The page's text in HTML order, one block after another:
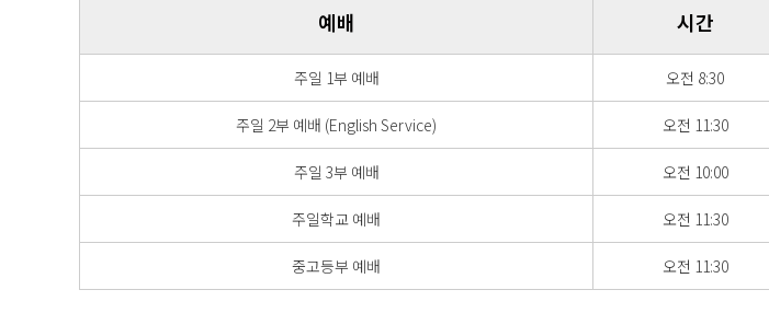
예배 시간
주일 1부 예배 오전 8:30
주일 2부 예배 (English Service) 오전 11:30
주일 3부 예배 오전 10:00
주일학교 예배 오전 11:30
중고등부 예배 오전 11:30